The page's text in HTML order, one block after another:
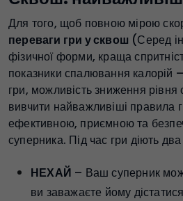
Для того, щоб повною мірою
переваги гри у сквош (Серед
фізичної форми, краща
показники спалювання калорій
гри, можливість зниження
вивчити найважливіші правила
ефективною, приємною та
суперника. Під час гри діють
НЕХАЙ – Ваш суперник
ви заважаєте йому